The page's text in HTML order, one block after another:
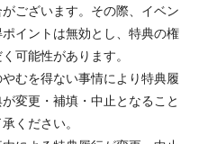
ございます。その際、イベン
イントは無効とし、特典の権
可能性があります。
むを得ない事情により特典履
変更・補填・中止となること
ください。